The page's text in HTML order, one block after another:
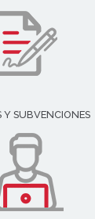
Y SUBVENCIONES